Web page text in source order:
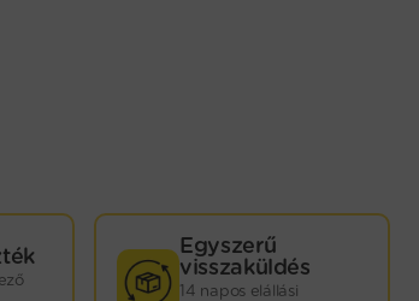
Egyszerű
visszaküldés
14 napos elállási